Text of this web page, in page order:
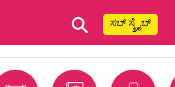
⚲ ಸಬ್ ಸ್ಕ್ರೈಬ್